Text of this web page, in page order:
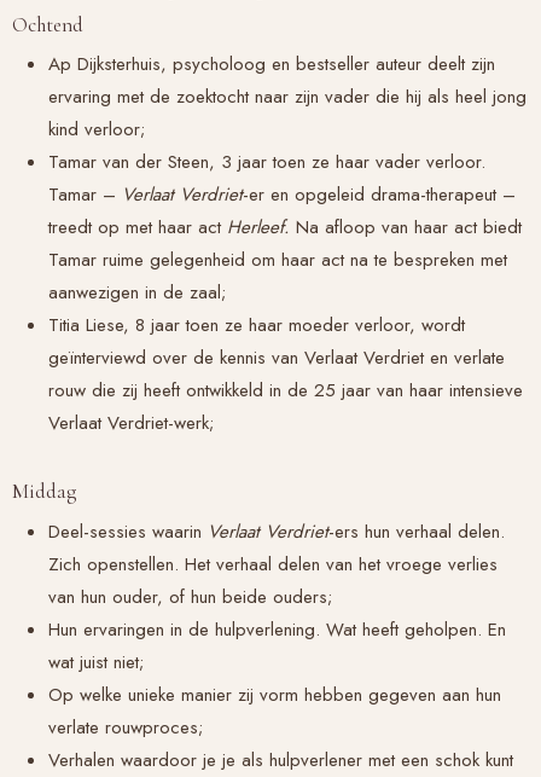
Ochtend
Ap Dijksterhuis, psycholoog en bestseller auteur deelt zijn
ervaring met de zoektocht naar zijn vader die hij als heel jong
kind verloor;
Tamar van der Steen, 3 jaar toen ze haar vader verloor.
Tamar – Verlaat Verdriet-er en opgeleid drama-therapeut –
treedt op met haar act Herleef. Na afloop van haar act biedt
Tamar ruime gelegenheid om haar act na te bespreken met
aanwezigen in de zaal;
Titia Liese, 8 jaar toen ze haar moeder verloor, wordt
geïnterviewd over de kennis van Verlaat Verdriet en verlate
rouw die zij heeft ontwikkeld in de 25 jaar van haar intensieve
Verlaat Verdriet-werk;
Middag
Deel-sessies waarin Verlaat Verdriet-ers hun verhaal delen.
Zich openstellen. Het verhaal delen van het vroege verlies
van hun ouder, of hun beide ouders;
Hun ervaringen in de hulpverlening. Wat heeft geholpen. En
wat juist niet;
Op welke unieke manier zij vorm hebben gegeven aan hun
verlate rouwproces;
Verhalen waardoor je je als hulpverlener met een schok kunt